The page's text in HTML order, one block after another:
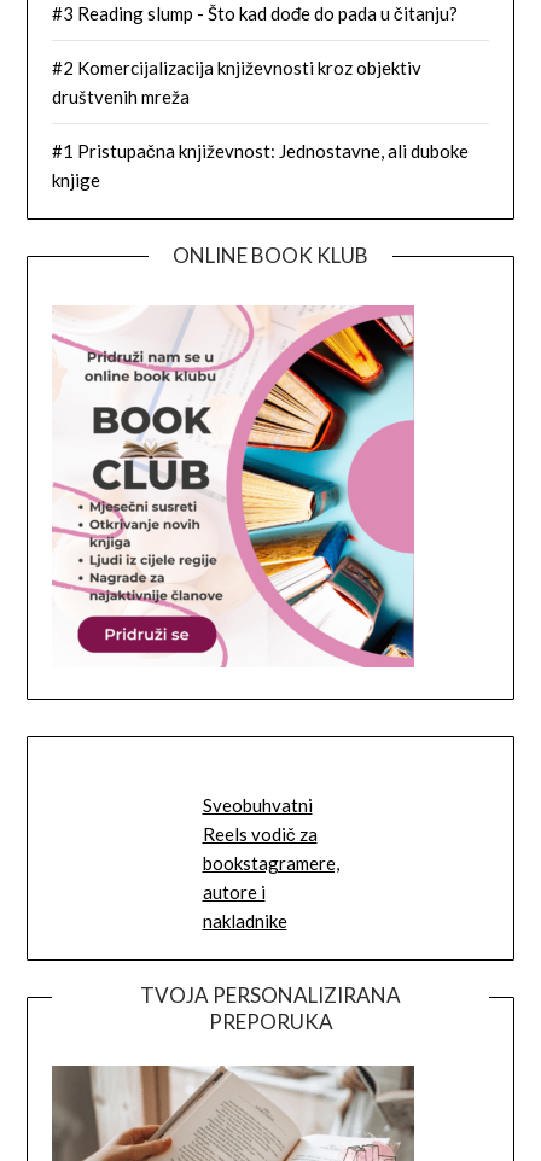
#3 Reading slump - Što kad dođe do pada u čitanju?
#2 Komercijalizacija književnosti kroz objektiv
društvenih mreža
#1 Pristupačna književnost: Jednostavne, ali duboke
knjige
ONLINE BOOK KLUB
Sveobuhvatni
Reels vodič za
bookstagramere,
autore i
nakladnike
TVOJA PERSONALIZIRANA
PREPORUKA